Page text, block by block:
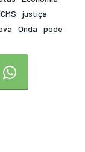
justiça
Onda
pode